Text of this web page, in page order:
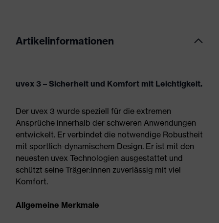
Artikelinformationen
uvex 3 – Sicherheit und Komfort mit Leichtigkeit.
Der uvex 3 wurde speziell für die extremen
Ansprüche innerhalb der schweren Anwendungen
entwickelt. Er verbindet die notwendige Robustheit
mit sportlich-dynamischem Design. Er ist mit den
neuesten uvex Technologien ausgestattet und
schützt seine Träger:innen zuverlässig mit viel
Komfort.
Allgemeine Merkmale